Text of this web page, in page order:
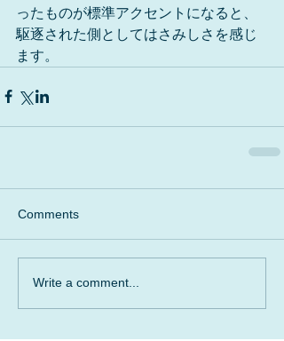
ったものが標準アクセントになると、
駆逐された側としてはさみしさを感じ
ます。
Comments
Write a comment...